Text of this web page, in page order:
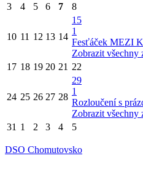
3
4 5 6 7 8
10 11 12 13 14
15
1
Fesťáček MEZI
Zobrazit všechny
17 18 19 20 21 22
24 25 26 27 28
29
1
Rozloučení s
Zobrazit všechny
31 1 2 3 4 5
DSO Chomutovsko